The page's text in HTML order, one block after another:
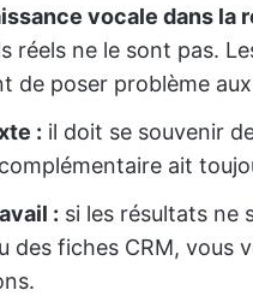
vocale dans la
réels ne le sont pas.
de poser problème
: il doit se souvenir
ait
: si les résultats ne
des fiches CRM, vous